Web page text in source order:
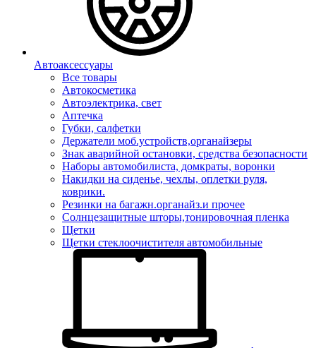
Автоаксессуары
Все товары
Автокосметика
Автоэлектрика, свет
Аптечка
Губки, салфетки
Держатели моб.устройств,органайзеры
Знак аварийной остановки, средства безопасности
Наборы автомобилиста, домкраты, воронки
Накидки на сиденье, чехлы, оплетки руля,
коврики.
Резинки на багажн.органайз.и прочее
Солнцезащитные шторы,тонировочная пленка
Щетки
Щетки стеклоочистителя автомобильные